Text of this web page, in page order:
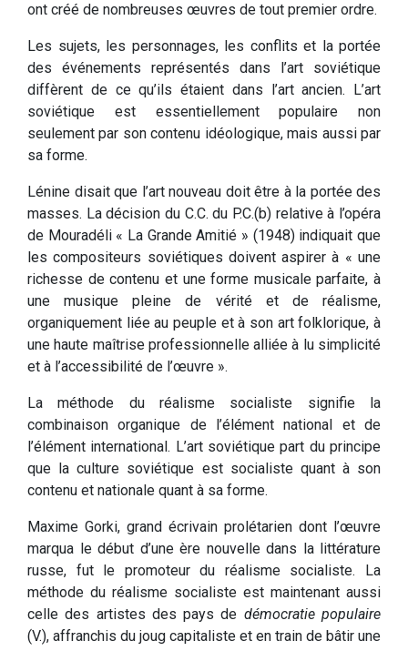
ont créé de nombreuses œuvres de tout premier ordre.
Les sujets, les personnages, les conflits et la portée
des événements représentés dans l’art soviétique
diffèrent de ce qu’ils étaient dans l’art ancien. L’art
soviétique est essentiellement populaire non
seulement par son contenu idéologique, mais aussi par
sa forme.
Lénine disait que l’art nouveau doit être à la portée des
masses. La décision du C.C. du P.C.(b) relative à l’opéra
de Mouradéli « La Grande Amitié » (1948) indiquait que
les compositeurs soviétiques doivent aspirer à « une
richesse de contenu et une forme musicale parfaite, à
une musique pleine de vérité et de réalisme,
organiquement liée au peuple et à son art folklorique, à
une haute maîtrise professionnelle alliée à lu simplicité
et à l’accessibilité de l’œuvre ».
La méthode du réalisme socialiste signifie la
combinaison organique de l’élément national et de
l’élément international. L’art soviétique part du principe
que la culture soviétique est socialiste quant à son
contenu et nationale quant à sa forme.
Maxime Gorki, grand écrivain prolétarien dont l’œuvre
marqua le début d’une ère nouvelle dans la littérature
russe, fut le promoteur du réalisme socialiste. La
méthode du réalisme socialiste est maintenant aussi
celle des artistes des pays de démocratie populaire
(V.), affranchis du joug capitaliste et en train de bâtir une